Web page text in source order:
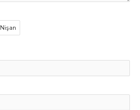
Nişan